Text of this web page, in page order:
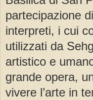
partecipazione
interpreti, i cui
utilizzati da
artistico e
grande opera,
vivere l’arte in